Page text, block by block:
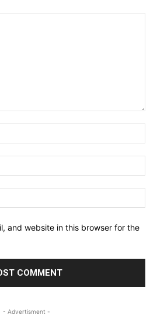
and website in this browser for the
- Advertisment -